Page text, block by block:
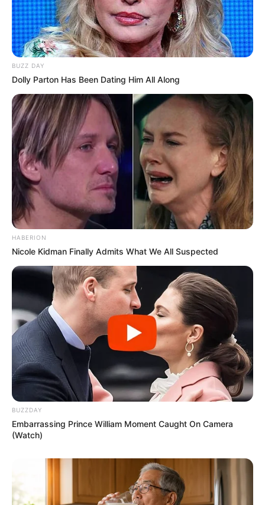
BUZZ DAY
Dolly Parton Has Been Dating Him All Along
HABERION
Nicole Kidman Finally Admits What We All Suspected
BUZZDAY
Embarrassing Prince William Moment Caught On Camera
(Watch)